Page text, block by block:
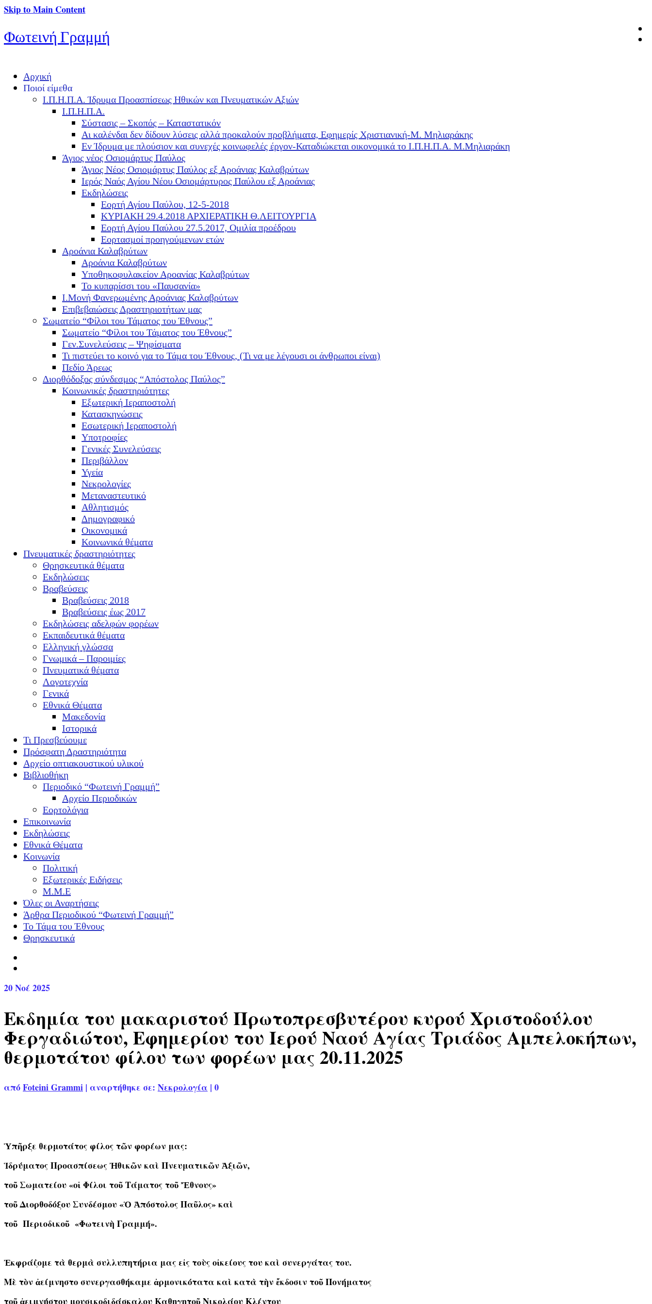
Skip to Main Content
Φωτεινή Γραμμή
Αρχική
Ποιοί είμεθα
Ι.Π.Η.Π.Α. Ίδρυμα Προασπίσεως Ηθικών και Πνευματικών Αξιών
Ι.Π.Η.Π.Α.
Σύστασις – Σκοπός – Καταστατικόν
Αι καλένδαι δεν δίδουν λύσεις αλλά προκαλούν προβλήματα, Εφημερίς Χριστιανική-Μ. Μηλιαράκης
Εν Ίδρυμα με πλούσιον και συνεχές κοινωφελές έργον-Καταδιώκεται οικονομικά το Ι.Π.Η.Π.Α. Μ.Μηλιαράκη
Άγιος νέος Οσιομάρτυς Παύλος
Άγιος Νέος Οσιομάρτυς Παύλος εξ Αροάνιας Καλαβρύτων
Ιερός Ναός Αγίου Νέου Οσιομάρτυρος Παύλου εξ Αροάνιας
Εκδηλώσεις
Εορτή Αγίου Παύλου, 12-5-2018
ΚΥΡΙΑΚΗ 29.4.2018 ΑΡΧΙΕΡΑΤΙΚΗ Θ.ΛΕΙΤΟΥΡΓΙΑ
Εορτή Αγίου Παύλου 27.5.2017, Ομιλία προέδρου
Εορτασμοί προηγούμενων ετών
Αροάνια Καλαβρύτων
Αροάνια Καλαβρύτων
Υποθηκοφυλακείον Αροανίας Καλαβρύτων
Το κυπαρίσσι του «Παυσανία»
Ι.Μονή Φανερωμένης Αροάνιας Καλαβρύτων
Επιβεβαιώσεις Δραστηριοτήτων μας
Σωματείο “Φίλοι του Τάματος του Έθνους”
Σωματείο “Φίλοι του Τάματος του Έθνους”
Γεν.Συνελεύσεις – Ψηφίσματα
Τι πιστεύει το κοινό για το Τάμα του Έθνους, (Τι να με λέγουσι οι άνθρωποι είναι)
Πεδίο Άρεως
Διορθόδοξος σύνδεσμος “Απόστολος Παύλος”
Κοινωνικές δραστηριότητες
Εξωτερική Ιεραποστολή
Κατασκηνώσεις
Εσωτερική Ιεραποστολή
Υποτροφίες
Γενικές Συνελεύσεις
Περιβάλλον
Υγεία
Νεκρολογίες
Μεταναστευτικό
Αθλητισμός
Δημογραφικό
Οικονομικά
Κοινωνικά θέματα
Πνευματικές δραστηριότητες
Θρησκευτικά θέματα
Εκδηλώσεις
Βραβεύσεις
Βραβεύσεις 2018
Βραβεύσεις έως 2017
Εκδηλώσεις αδελφών φορέων
Εκπαιδευτικά θέματα
Ελληνική γλώσσα
Γνωμικά – Παροιμίες
Πνευματικά θέματα
Λογοτεχνία
Γενικά
Εθνικά Θέματα
Μακεδονία
Ιστορικά
Τι Πρεσβεύουμε
Πρόσφατη Δραστηριότητα
Αρχείο οπτιακουστικού υλικού
Βιβλιοθήκη
Περιοδικό “Φωτεινή Γραμμή”
Αρχείο Περιοδικών
Εορτολόγια
Επικοινωνία
Εκδηλώσεις
Εθνικά Θέματα
Κοινωνία
Πολιτική
Εξωτερικές Ειδήσεις
Μ.Μ.Ε
Όλες οι Αναρτήσεις
Άρθρα Περιοδικού “Φωτεινή Γραμμή”
Το Τάμα του Έθνους
Θρησκευτικά
20Νοέ 2025
Εκδημία του μακαριστού Πρωτοπρεσβυτέρου κυρού Χριστοδούλου
Φεργαδιώτου, Εφημερίου του Ιερού Ναού Αγίας Τριάδος Αμπελοκήπων,
θερμοτάτου φίλου των φορέων μας 20.11.2025
απόFoteini Grammi | αναρτήθηκε σε: Νεκρολογία | 0
Ὑπῆρξε θερμοτάτος φίλος τῶν φορέων μας:
Ἱδρύματος Προασπίσεως Ἠθικῶν καὶ Πνευματικῶν Ἀξιῶν,
τοῦ Σωματείου «οἱ Φίλοι τοῦ Τάματος τοῦ Ἔθνους»
τοῦ Διορθοδόξου Συνδέσμου «Ὁ Ἀπόστολος Παῦλος» καὶ
τοῦ Περιοδικοῦ «Φωτεινὴ Γραμμή».
Ἐκφράζομε τὰ θερμὰ συλλυπητήρια μας εἰς τοὺς οἰκείους του καὶ συνεργάτας του.
Μὲ τὸν ἀείμνηστο συνεργασθήκαμε ἀρμονικότατα καὶ κατὰ τὴν ἔκδοσιν τοῦ Πονήματος
τοῦ ἀειμνήστου μουσικοδιδάσκαλου Καθηγητοῦ Νικολάου Κλέντου